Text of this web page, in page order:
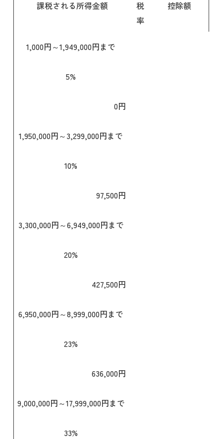
課税される所得金額
税
率
控除額
1,000円～1,949,000円まで
5%
0円
1,950,000円～3,299,000円まで
10%
97,500円
3,300,000円～6,949,000円まで
20%
427,500円
6,950,000円～8,999,000円まで
23%
636,000円
9,000,000円～17,999,000円まで
33%